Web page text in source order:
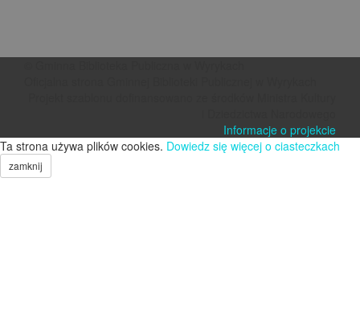
Informacje o projekcie
Ta strona używa plików cookies. Dowiedz się więcej o ciasteczkach
zamknij